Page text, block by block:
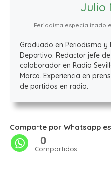
Julio
Periodista especializado
Graduado en Periodismo y
Deportivo. Redactor jefe
colaborador en Radio
Marca. Experiencia en
de partidos en radio.
Comparte por Whatsapp
0
Compartidos